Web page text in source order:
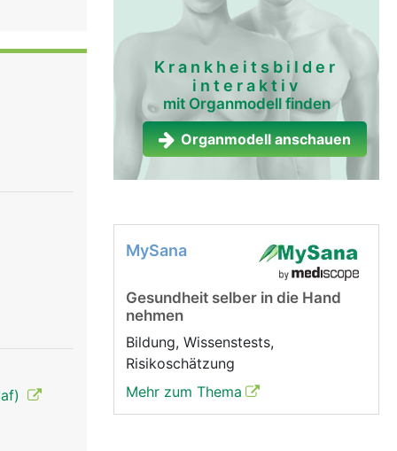
Krankheitsbilder
interaktiv
mit Organmodell finden
Organmodell anschauen
MySana
Gesundheit selber in die Hand
nehmen
Bildung, Wissenstests,
Risikoschätzung
Mehr zum Thema